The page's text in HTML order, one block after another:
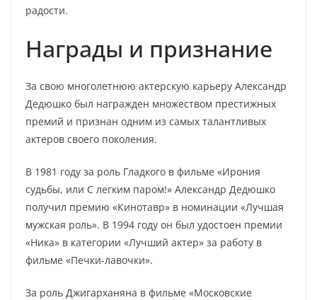
радости.
Награды и признание
За свою многолетнюю актерскую карьеру Александр
Дедюшко был награжден множеством престижных
премий и признан одним из самых талантливых
актеров своего поколения.
В 1981 году за роль Гладкого в фильме «Ирония
судьбы, или С легким паром!» Александр Дедюшко
получил премию «Кинотавр» в номинации «Лучшая
мужская роль». В 1994 году он был удостоен премии
«Ника» в категории «Лучший актер» за работу в
фильме «Печки-лавочки».
За роль Джигарханяна в фильме «Московские